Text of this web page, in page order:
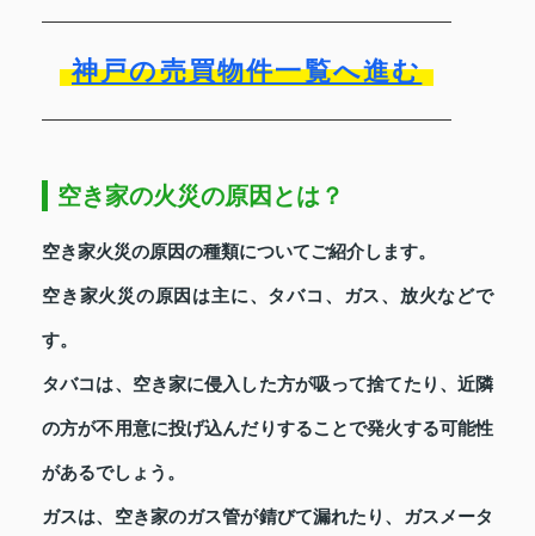
神戸の売買物件一覧へ進む
空き家の火災の原因とは？
空き家火災の原因の種類についてご紹介します。
空き家火災の原因は主に、タバコ、ガス、放火などで
す。
タバコは、空き家に侵入した方が吸って捨てたり、近隣
の方が不用意に投げ込んだりすることで発火する可能性
があるでしょう。
ガスは、空き家のガス管が錆びて漏れたり、ガスメータ